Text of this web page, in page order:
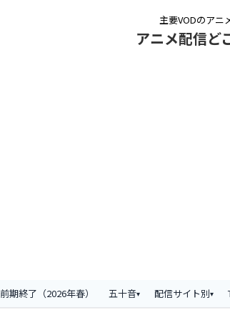
主要VODのアニ
アニメ配信ど
前期終了（2026年春） 五十音 配信サイト別